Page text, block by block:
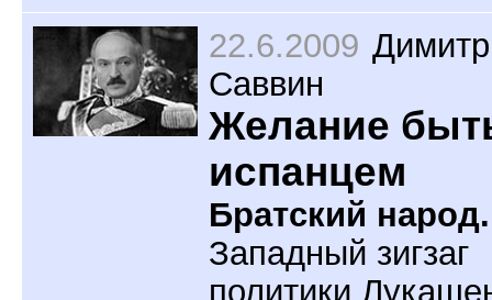
22.6.2009
Саввин
Желание
испанцем
Братский народ.
Западный зигзаг
политики